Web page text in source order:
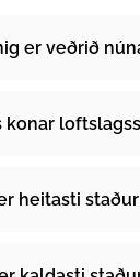
er veðrið
konar
heitasti